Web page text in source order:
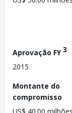
Aprovação FY3
2015
Montante do
compromisso
US$ 40.00 milhões